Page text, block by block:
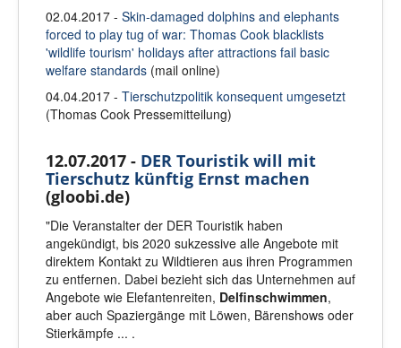
02.04.2017 - Skin-damaged dolphins and elephants
forced to play tug of war: Thomas Cook blacklists
'wildlife tourism' holidays after attractions fail basic
welfare standards (mail online)
04.04.2017 - Tierschutzpolitik konsequent umgesetzt
(Thomas Cook Pressemitteilung)
12.07.2017 - DER Touristik will mit
Tierschutz künftig Ernst machen
(gloobi.de)
"Die Veranstalter der DER Touristik haben
angekündigt, bis 2020 sukzessive alle Angebote mit
direktem Kontakt zu Wildtieren aus ihren Programmen
zu entfernen. Dabei bezieht sich das Unternehmen auf
Angebote wie Elefantenreiten, Delfinschwimmen,
aber auch Spaziergänge mit Löwen, Bärenshows oder
Stierkämpfe ... .